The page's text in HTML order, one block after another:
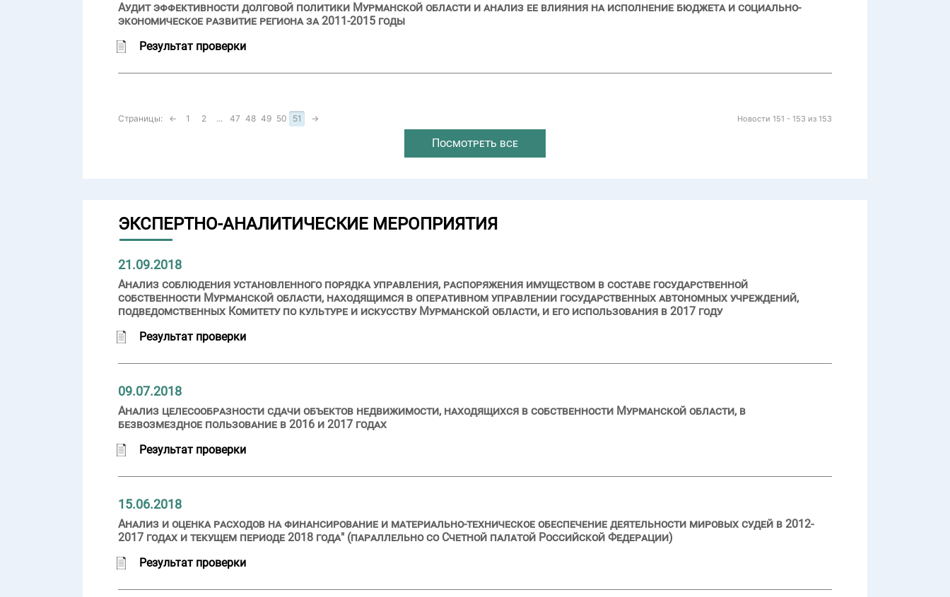
Аудит эффективности долговой политики Мурманской области и анализ ее влияния на исполнение бюджета и социально-
экономическое развитие региона за 2011-2015 годы
Результат проверки
Новости 151 - 153 из 153
Страницы: ← 1 2 ... 47 48 49 50 51 →
Посмотреть все
ЭКСПЕРТНО-АНАЛИТИЧЕСКИЕ МЕРОПРИЯТИЯ
21.09.2018
Анализ соблюдения установленного порядка управления, распоряжения имуществом в составе государственной
собственности Мурманской области, находящимся в оперативном управлении государственных автономных учреждений,
подведомственных Комитету по культуре и искусству Мурманской области, и его использования в 2017 году
Результат проверки
09.07.2018
Анализ целесообразности сдачи объектов недвижимости, находящихся в собственности Мурманской области, в
безвозмездное пользование в 2016 и 2017 годах
Результат проверки
15.06.2018
Анализ и оценка расходов на финансирование и материально-техническое обеспечение деятельности мировых судей в 2012-
2017 годах и текущем периоде 2018 года" (параллельно со Счетной палатой Российской Федерации)
Результат проверки